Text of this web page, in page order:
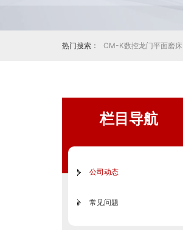
热门搜索： CM-K数控龙门平面磨床
栏目导航
公司动态
常见问题